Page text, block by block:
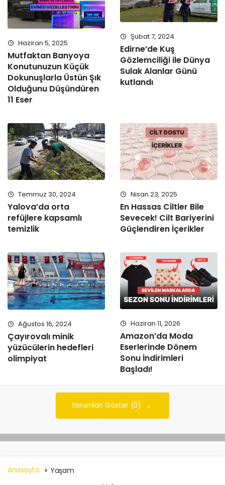
Haziran 5, 2025
Mutfaktan Banyoya
Konutunuzun Küçük
Dokunuşlarla Üstün Şık
Olduğunu Düşündüren
11 Eser
Şubat 7, 2024
Edirne’de Kuş
Gözlemciliği ile Dünya
Sulak Alanlar Günü
kutlandı
Temmuz 30, 2024
Yalova’da orta
refüjlere kapsamlı
temizlik
Nisan 23, 2025
En Hassas Ciltler Bile
Sevecek! Cilt Bariyerini
Güçlendiren İçerikler
Ağustos 16, 2024
Çayırovalı minik
yüzücülerin hedefleri
olimpiyat
Haziran 11, 2026
Amazon’da Moda
Eserlerinde Dönem
Sonu İndirimleri
Başladı!
Yorumları Göster (0)
Anasayfa Yaşam